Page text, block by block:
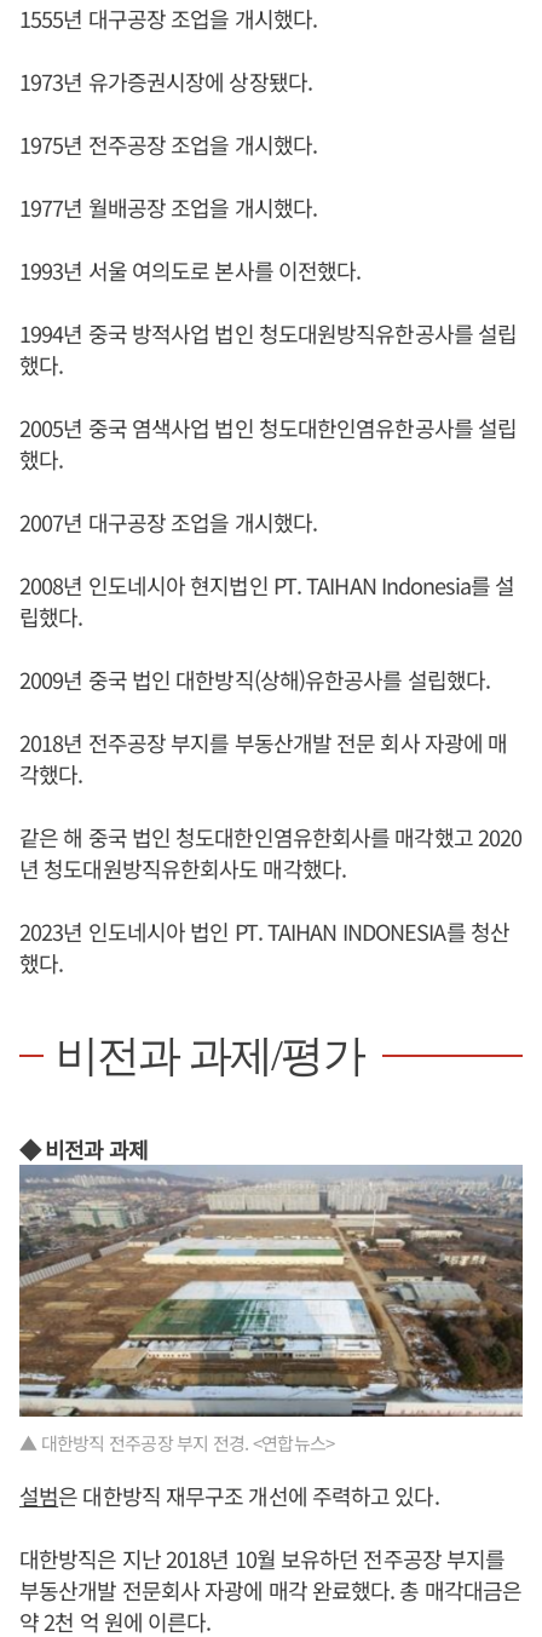
1555년 대구공장 조업을 개시했다.
1973년 유가증권시장에 상장됐다.
1975년 전주공장 조업을 개시했다.
1977년 월배공장 조업을 개시했다.
1993년 서울 여의도로 본사를 이전했다.
1994년 중국 방적사업 법인 청도대원방직유한공사를 설립
했다.
2005년 중국 염색사업 법인 청도대한인염유한공사를 설립
했다.
2007년 대구공장 조업을 개시했다.
2008년 인도네시아 현지법인 PT. TAIHAN Indonesia를 설
립했다.
2009년 중국 법인 대한방직(상해)유한공사를 설립했다.
2018년 전주공장 부지를 부동산개발 전문 회사 자광에 매
각했다.
같은 해 중국 법인 청도대한인염유한회사를 매각했고 2020
년 청도대원방직유한회사도 매각했다.
2023년 인도네시아 법인 PT. TAIHAN INDONESIA를 청산
했다.
비전과 과제/평가
◆ 비전과 과제
▲ 대한방직 전주공장 부지 전경. <연합뉴스>
설범은 대한방직 재무구조 개선에 주력하고 있다.
대한방직은 지난 2018년 10월 보유하던 전주공장 부지를
부동산개발 전문회사 자광에 매각 완료했다. 총 매각대금은
약 2천 억 원에 이른다.